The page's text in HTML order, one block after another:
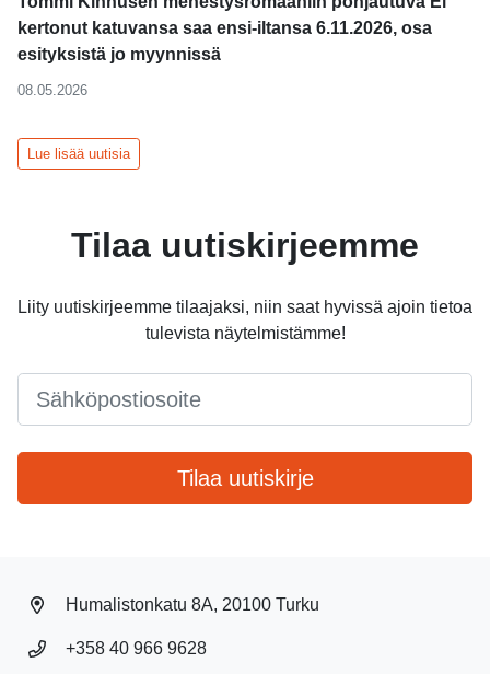
kertonut katuvansa saa ensi-iltansa 6.11.2026, osa
esityksistä jo myynnissä
08.05.2026
Lue lisää uutisia
Tilaa uutiskirjeemme
Liity uutiskirjeemme tilaajaksi, niin saat hyvissä ajoin tietoa
tulevista näytelmistämme!
Tilaa uutiskirje
Humalistonkatu 8A, 20100 Turku
+358 40 966 9628